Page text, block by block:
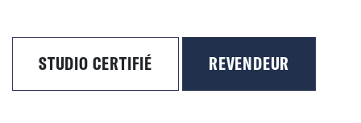
STUDIO CERTIFIÉ REVENDEUR